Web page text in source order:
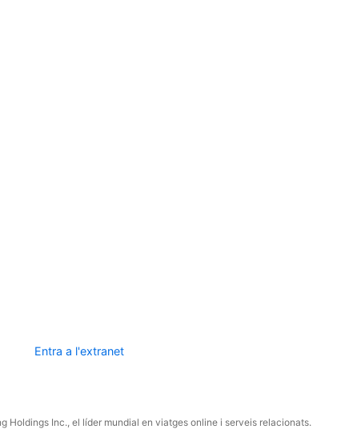
Entra a l'extranet
Holdings Inc., el líder mundial en viatges online i serveis relacionats.